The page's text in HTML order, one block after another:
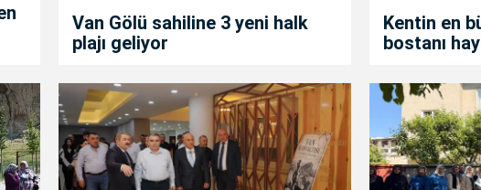
Van Gölü sahiline 3 yeni halk
plajı geliyor
Kentin en
bostanı